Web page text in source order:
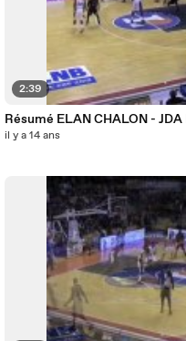
2:39
Résumé ELAN CHALON - JDA
il y a 14 ans